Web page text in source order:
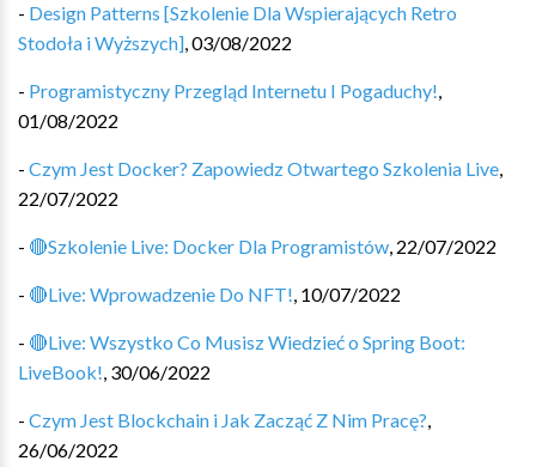
- Design Patterns [Szkolenie Dla Wspierających Retro
Stodoła i Wyższych],03/08/2022
- Programistyczny Przegląd Internetu I Pogaduchy!,
01/08/2022
- Czym Jest Docker? Zapowiedz Otwartego Szkolenia Live,
22/07/2022
- 🔴Szkolenie Live: Docker Dla Programistów, 22/07/2022
- 🔴Live: Wprowadzenie Do NFT!, 10/07/2022
- 🔴Live: Wszystko Co Musisz Wiedzieć o Spring Boot:
LiveBook!, 30/06/2022
- Czym Jest Blockchain i Jak Zacząć Z Nim Pracę?,
26/06/2022